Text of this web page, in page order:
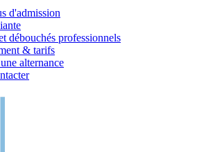
d'admission
débouchés professionnels
& tarifs
alternance